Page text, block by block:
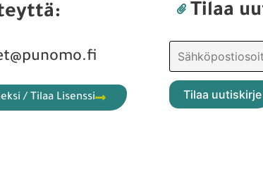
/ Tilaa Lisenssi
Tilaa